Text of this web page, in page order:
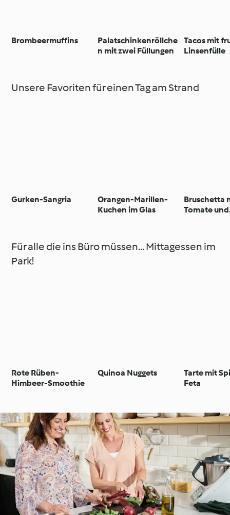
Brombeermuffins
Palatschinkenröllche
n mit zwei Füllungen
Tacos mit
Linsenfülle
Unsere Favoriten für einen Tag am Strand
Gurken-Sangria
Orangen-Marillen-
Kuchen im Glas
Bruschetta
Tomate und
Für alle die ins Büro müssen... Mittagessen im
Park!
Rote Rüben-
Himbeer-Smoothie
Quinoa Nuggets
Tarte mit
Feta